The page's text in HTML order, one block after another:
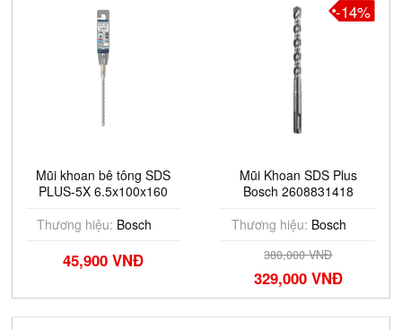
Mũi khoan bê tông SDS
PLUS-5X 6.5x100x160
2608706882
Thương hiệu: Bosch
45,900 VNĐ
Mũi Khoan SDS Plus
Bosch 2608831418
Thương hiệu: Bosch
380,000 VNĐ
329,000 VNĐ
-14%